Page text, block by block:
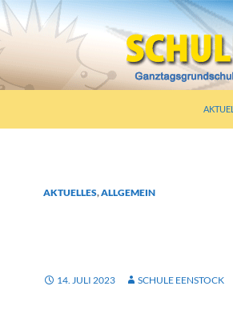
AKTUELLES,ALLGEMEIN
14. JULI 2023 SCHULE EENSTOCK